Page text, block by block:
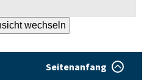
Seitenanfang